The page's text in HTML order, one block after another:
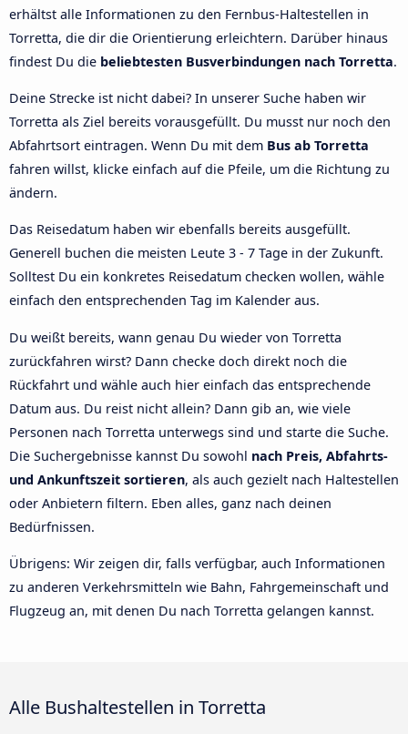
erhältst alle Informationen zu den Fernbus-Haltestellen in
Torretta, die dir die Orientierung erleichtern. Darüber hinaus
findest Du die beliebtesten Busverbindungen nach Torretta.
Deine Strecke ist nicht dabei? In unserer Suche haben wir
Torretta als Ziel bereits vorausgefüllt. Du musst nur noch den
Abfahrtsort eintragen. Wenn Du mit dem Bus ab Torretta
fahren willst, klicke einfach auf die Pfeile, um die Richtung zu
ändern.
Das Reisedatum haben wir ebenfalls bereits ausgefüllt.
Generell buchen die meisten Leute 3 - 7 Tage in der Zukunft.
Solltest Du ein konkretes Reisedatum checken wollen, wähle
einfach den entsprechenden Tag im Kalender aus.
Du weißt bereits, wann genau Du wieder von Torretta
zurückfahren wirst? Dann checke doch direkt noch die
Rückfahrt und wähle auch hier einfach das entsprechende
Datum aus. Du reist nicht allein? Dann gib an, wie viele
Personen nach Torretta unterwegs sind und starte die Suche.
Die Suchergebnisse kannst Du sowohl nach Preis, Abfahrts-
und Ankunftszeit sortieren, als auch gezielt nach Haltestellen
oder Anbietern filtern. Eben alles, ganz nach deinen
Bedürfnissen.
Übrigens: Wir zeigen dir, falls verfügbar, auch Informationen
zu anderen Verkehrsmitteln wie Bahn, Fahrgemeinschaft und
Flugzeug an, mit denen Du nach Torretta gelangen kannst.
Alle Bushaltestellen in Torretta